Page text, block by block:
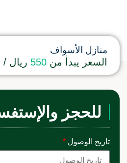
منازل الأسواف
السعر يبدأ من 550 ريال /
للحجز
تاريخ الوصول *